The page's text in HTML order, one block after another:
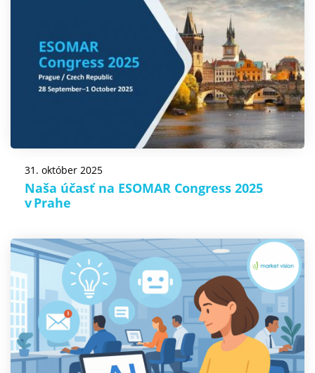
31. október 2025
Naša účasť na ESOMAR Congress 2025
v Prahe